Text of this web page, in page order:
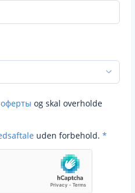
og skal overholde
uden forbehold. *